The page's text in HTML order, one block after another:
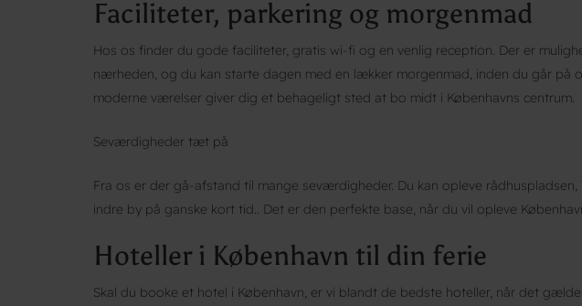
Faciliteter, parkering og morgenmad
Hos os finder du gode faciliteter, gratis wi-fi og en venlig reception. Der er
nærheden, og du kan starte dagen med en lækker morgenmad, inden du går på
moderne værelser giver dig et behageligt sted at bo midt i Københavns centrum.
Seværdigheder tæt på
Fra os er der gå-afstand til mange seværdigheder. Du kan opleve rådhuspladsen,
indre by på ganske kort tid.. Det er den perfekte base, når du vil opleve
Hoteller i København til din ferie
Skal du booke et hotel i København, er vi blandt de bedste hoteller, når det